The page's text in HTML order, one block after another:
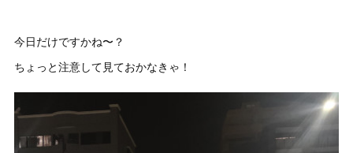
今日だけですかね〜？
ちょっと注意して見ておかなきゃ！